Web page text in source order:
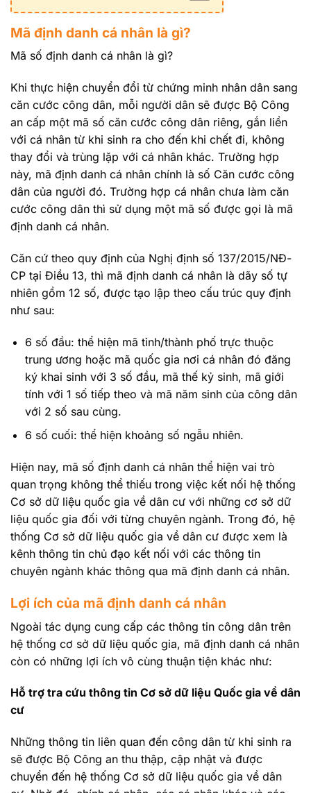
Mã định danh cá nhân là gì?
Mã số định danh cá nhân là gì?
Khi thực hiện chuyển đổi từ chứng minh nhân dân sang
căn cước công dân, mỗi người dân sẽ được Bộ Công
an cấp một mã số căn cước công dân riêng, gắn liền
với cá nhân từ khi sinh ra cho đến khi chết đi, không
thay đổi và trùng lặp với cá nhân khác. Trường hợp
này, mã định danh cá nhân chính là số Căn cước công
dân của người đó. Trường hợp cá nhân chưa làm căn
cước công dân thì sử dụng một mã số được gọi là mã
định danh cá nhân.
Căn cứ theo quy định của Nghị định số 137/2015/NĐ-
CP tại Điều 13, thì mã định danh cá nhân là dãy số tự
nhiên gồm 12 số, được tạo lập theo cấu trúc quy định
như sau:
6 số đầu: thể hiện mã tỉnh/thành phố trực thuộc
trung ương hoặc mã quốc gia nơi cá nhân đó đăng
ký khai sinh với 3 số đầu, mã thế kỷ sinh, mã giới
tính với 1 số tiếp theo và mã năm sinh của công dân
với 2 số sau cùng.
6 số cuối: thể hiện khoảng số ngẫu nhiên.
Hiện nay, mã số định danh cá nhân thể hiện vai trò
quan trọng không thể thiếu trong việc kết nối hệ thống
Cơ sở dữ liệu quốc gia về dân cư với những cơ sở dữ
liệu quốc gia đối với từng chuyên ngành. Trong đó, hệ
thống Cơ sở dữ liệu quốc gia về dân cư được xem là
kênh thông tin chủ đạo kết nối với các thông tin
chuyên ngành khác thông qua mã định danh cá nhân.
Lợi ích của mã định danh cá nhân
Ngoài tác dụng cung cấp các thông tin công dân trên
hệ thống cơ sở dữ liệu quốc gia, mã định danh cá nhân
còn có những lợi ích vô cùng thuận tiện khác như:
Hỗ trợ tra cứu thông tin Cơ sở dữ liệu Quốc gia về dân
cư
Những thông tin liên quan đến công dân từ khi sinh ra
sẽ được Bộ Công an thu thập, cập nhật và được
chuyển đến hệ thống Cơ sở dữ liệu quốc gia về dân